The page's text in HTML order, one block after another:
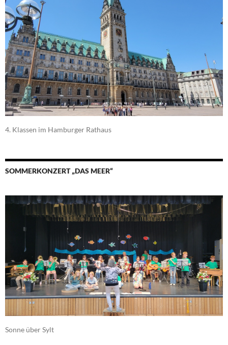
4. Klassen im Hamburger Rathaus
SOMMERKONZERT „DAS MEER“
Sonne über Sylt